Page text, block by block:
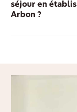
séjour en
Arbon ?